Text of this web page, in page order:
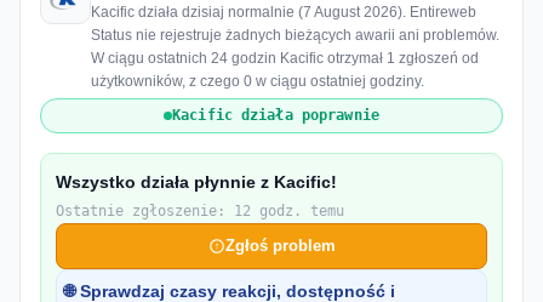
Kacific działa dzisiaj normalnie (7 August 2026). Entireweb
Status nie rejestruje żadnych bieżących awarii ani problemów.
W ciągu ostatnich 24 godzin Kacific otrzymał 1 zgłoszeń od
użytkowników, z czego 0 w ciągu ostatniej godziny.
Kacific działa poprawnie
Wszystko działa płynnie z Kacific!
Ostatnie zgłoszenie: 12 godz. temu
Zgłoś problem
🌐 Sprawdzaj czasy reakcji, dostępność i